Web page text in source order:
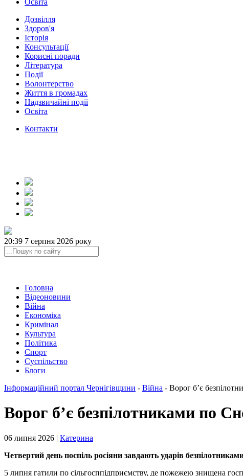
Освіта
Дозвілля
Здоров'я
Історія
Консультації
Корисні поради
Література
Події
Волонтерство
Життя в громадах
Надзвичайні події
Освіта
Контакти
20:39 7 серпня 2026 року
Головна
Відеоновини
Війна
Економіка
Кримінал
Культура
Політика
Спорт
Суспільство
Блоги
Інформаційний портал Чернігівщини - Війна - Ворог б’є
Ворог б’є безпілотниками по
06 липня 2026 | Катерина
Четвертий день поспіль росіяни завдають ударів
5 липня гатили по сільгосппідприємству, де пожежею знищена